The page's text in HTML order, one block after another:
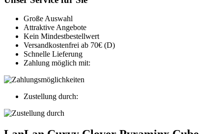
Große Auswahl
Attraktive Angebote
Kein Mindestbestellwert
Versandkostenfrei ab 70€ (D)
Schnelle Lieferung
Zahlung möglich mit:
Zustellung durch: